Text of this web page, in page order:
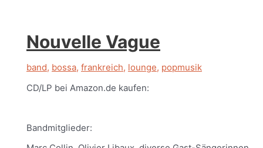
Nouvelle Vague
band, bossa, frankreich, lounge, popmusik
CD/LP bei Amazon.de kaufen:
Bandmitglieder: